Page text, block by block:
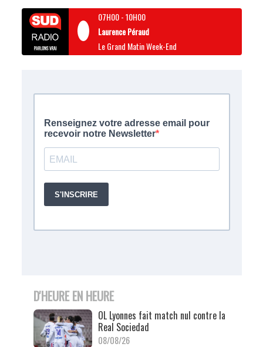
07H00-10H00
Laurence Péraud
Le Grand Matin Week-End
D'HEURE EN HEURE
OL Lyonnes fait match nul contre la
Real Sociedad
08/08/26